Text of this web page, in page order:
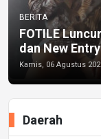
BERITA
FOTILE
dan New
Kamis, 06 Agustus
Daerah